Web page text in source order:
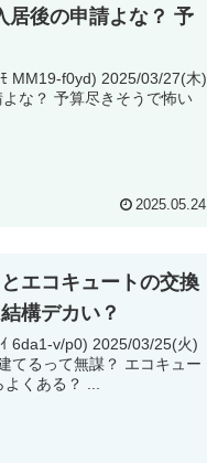
居後の申請よな？ 予
2025/03/27(木)
2025.05.24
エコキュートの交換
構デカい？
2025/03/25(火)
よくある？ ...